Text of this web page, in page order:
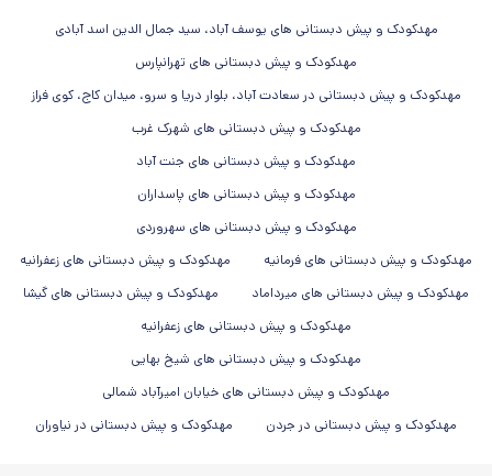
مهدکودک و پیش دبستانی های یوسف آباد، سید جمال الدین اسد آبادی
مهدکودک و پیش دبستانی های تهرانپارس
مهدکودک و پیش دبستانی در سعادت آباد، بلوار دریا و سرو، میدان کاج، کوی فراز
مهدکودک و پیش دبستانی های شهرک غرب
مهدکودک و پیش دبستانی های جنت آباد
مهدکودک و پیش دبستانی های پاسداران
مهدکودک و پیش دبستانی های سهروردی
مهدکودک و پیش دبستانی های فرمانیه
مهدکودک و پیش دبستانی های زعفرانیه
مهدکودک و پیش دبستانی های میرداماد
مهدکودک و پیش دبستانی های گیشا
مهدکودک و پیش دبستانی های زعفرانیه
مهدکودک و پیش دبستانی های شیخ بهایی
مهدکودک و پیش دبستانی های خیابان امیرآباد شمالی
مهدکودک و پیش دبستانی در جردن
مهدکودک و پیش دبستانی در نیاوران